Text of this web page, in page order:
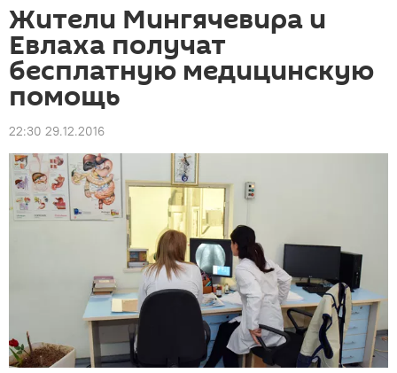
Жители Мингячевира и
Евлаха получат
бесплатную медицинскую
помощь
22:30 29.12.2016